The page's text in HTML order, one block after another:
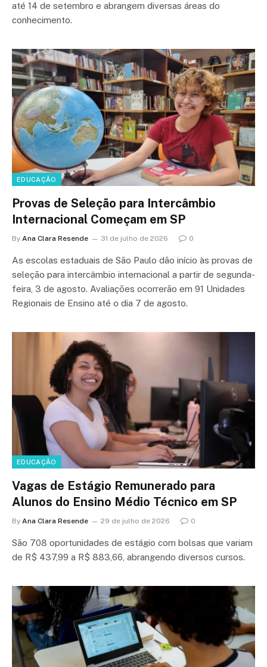
até 14 de setembro e abrangem diversas áreas do
conhecimento.
EDUCAÇÃO
Provas de Seleção para Intercâmbio
Internacional Começam em SP
By Ana Clara Resende 31 de julho de 2026 0
As escolas estaduais de São Paulo dão início às provas de
seleção para intercâmbio internacional a partir de segunda-
feira, 3 de agosto. Avaliações ocorrerão em 91 Unidades
Regionais de Ensino até o dia 7 de agosto.
EDUCAÇÃO
Vagas de Estágio Remunerado para
Alunos do Ensino Médio Técnico em SP
By Ana Clara Resende 29 de julho de 2026 0
São 708 oportunidades de estágio com bolsas que variam
de R$ 437,99 a R$ 883,66, abrangendo diversos cursos.